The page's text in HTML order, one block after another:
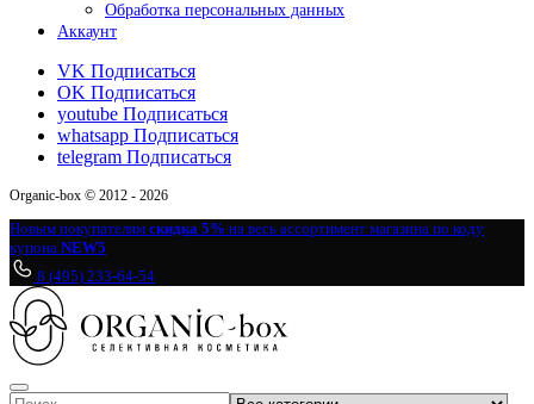
Обработка персональных данных
Аккаунт
VK Подписаться
OK Подписаться
youtube Подписаться
whatsapp Подписаться
telegram Подписаться
Organic-box © 2012 - 2026
Новым покупателям скидка 5% на весь ассортимент магазина по коду
купона NEW5
8 (495) 233-64-54